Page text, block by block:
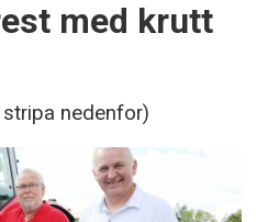
med krutt
nedenfor)